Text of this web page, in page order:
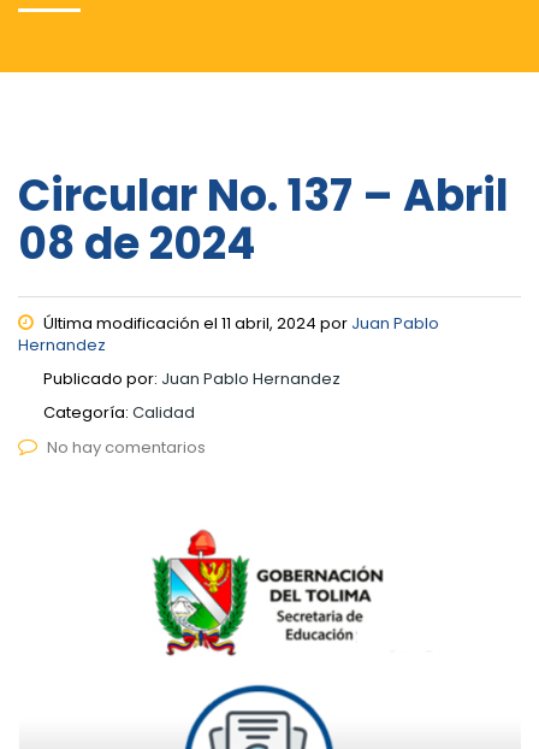
Circular No. 137 – Abril
08 de 2024
Última modificación el 11 abril, 2024 por Juan Pablo
Hernandez
Publicado por: Juan Pablo Hernandez
Categoría: Calidad
No hay comentarios